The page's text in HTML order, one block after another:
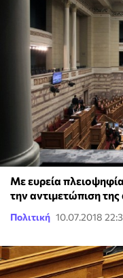
Mε ευρεία
την αντιμετώπιση
Πολιτική 10.07.2018